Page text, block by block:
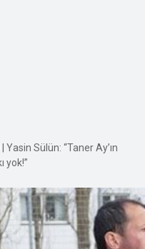
Yasin Sülün: “Taner Ay’ın
yok!”